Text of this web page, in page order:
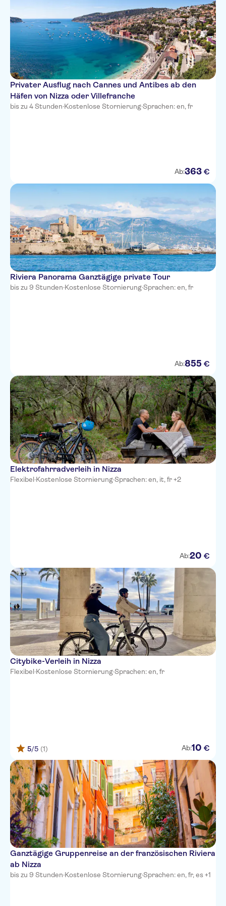
easyHotel Nice Palais des
Congres Vieux Nice
Le Meridien Nice
Nice Excelsior Hotel
Hotel de la Mer
Hotel Bristol
Hotel Villa La Tour
Anglais
Hotel Amaryllis
Residhome Nice Promenade
Villa Bougainville by
HappyCulture
Ibis Nice Centre Notre-Dame
Residence Nice Fleurs
Hyatt Regency Nice Palais de la
Mediterranee
Hotel Boreal
Best Western Alba Hotel
Hotel Suede
Hotel Beau Rivage
Ibis Nice Centre Gare
Westminster Hotel & Spa, BW
Premier Collection
Nice Hotel Congres
La Malmaison Nice Boutique
hotel
Hotel Little Palace
Best Western Plus Hotel Brice
Garden Nice
Hotel Magnan
Hotel Florence Nice
Hotel Danemark
Hotel Gounod Nice
Premiere Classe Nice -
Promenade Des Anglais
Privater Ausflug nach Cannes und Antibes ab den
Häfen von Nizza oder Villefranche
bis zu 4 Stunden·Kostenlose Stornierung·Sprachen: en, fr
Ab:363 €
Riviera Panorama Ganztägige private Tour
bis zu 9 Stunden·Kostenlose Stornierung·Sprachen: en, fr
Ab:855 €
Elektrofahrradverleih in Nizza
Flexibel·Kostenlose Stornierung·Sprachen: en, it, fr +2
Ab:20 €
Citybike-Verleih in Nizza
Flexibel·Kostenlose Stornierung·Sprachen: en, fr
5/5 (1) Ab:10 €
Ganztägige Gruppenreise an der französischen Riviera
ab Nizza
bis zu 9 Stunden·Kostenlose Stornierung·Sprachen: en, fr, es +1